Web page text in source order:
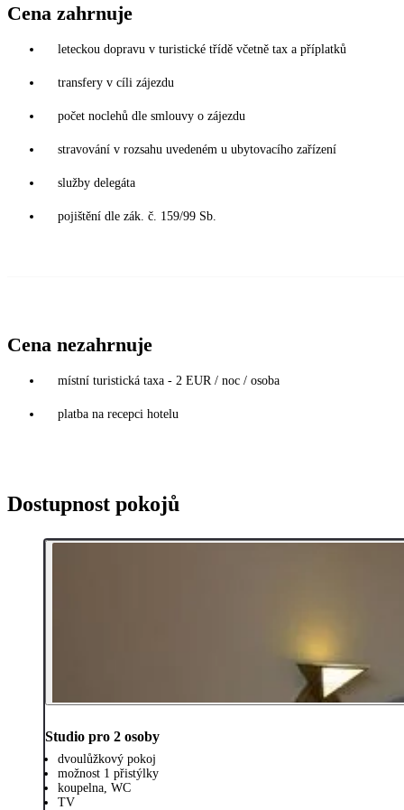
Cena zahrnuje
leteckou dopravu v turistické třídě včetně tax a příplatků
transfery v cíli zájezdu
počet noclehů dle smlouvy o zájezdu
stravování v rozsahu uvedeném u ubytovacího zařízení
služby delegáta
pojištění dle zák. č. 159/99 Sb.
Cena nezahrnuje
místní turistická taxa - 2 EUR / noc / osoba
platba na recepci hotelu
Dostupnost pokojů
Studio pro 2 osoby
dvoulůžkový pokoj
možnost 1 přistýlky
koupelna, WC
TV